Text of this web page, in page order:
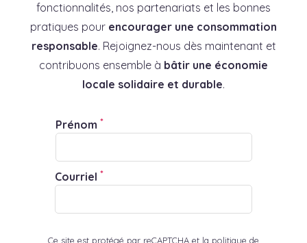
fonctionnalités, nos partenariats et les bonnes
pratiques pour encourager une consommation
responsable. Rejoignez-nous dès maintenant et
contribuons ensemble à bâtir une économie
locale solidaire et durable.
Prénom *
Courriel *
Ce site est protégé par reCAPTCHA et la politique de